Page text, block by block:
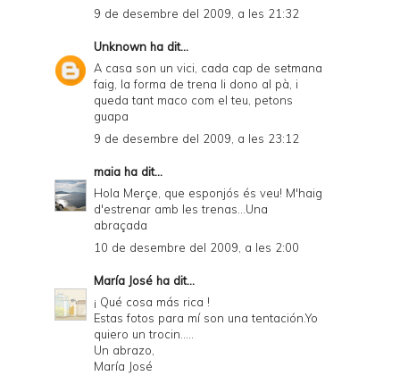
9 de desembre del 2009, a les 21:32
Unknown ha dit...
A casa son un vici, cada cap de setmana
faig, la forma de trena li dono al pà, i
queda tant maco com el teu, petons
guapa
9 de desembre del 2009, a les 23:12
maia ha dit...
Hola Merçe, que esponjós és veu! M'haig
d'estrenar amb les trenas...Una
abraçada
10 de desembre del 2009, a les 2:00
María José ha dit...
¡ Qué cosa más rica !
Estas fotos para mí son una tentación.Yo
quiero un trocin.....
Un abrazo,
María José